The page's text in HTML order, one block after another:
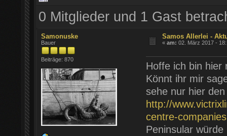
0 Mitglieder und 1 Gast
Samonuske
Bauer
Beiträge: 870
Samos Allerlei -
«am: 02. März 2017 -
Hoffe ich bin hier
Könnt ihr mir
sehe nur hier
http://
centre-companies
Peninsular